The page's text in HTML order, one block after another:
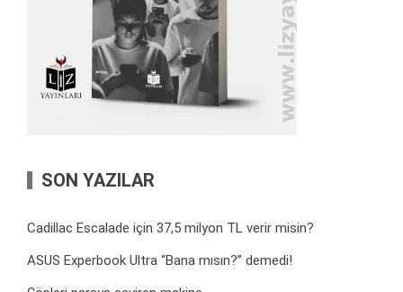
SON YAZILAR
Cadillac Escalade için 37,5 milyon TL verir misin?
ASUS Experbook Ultra “Bana mısın?” demedi!